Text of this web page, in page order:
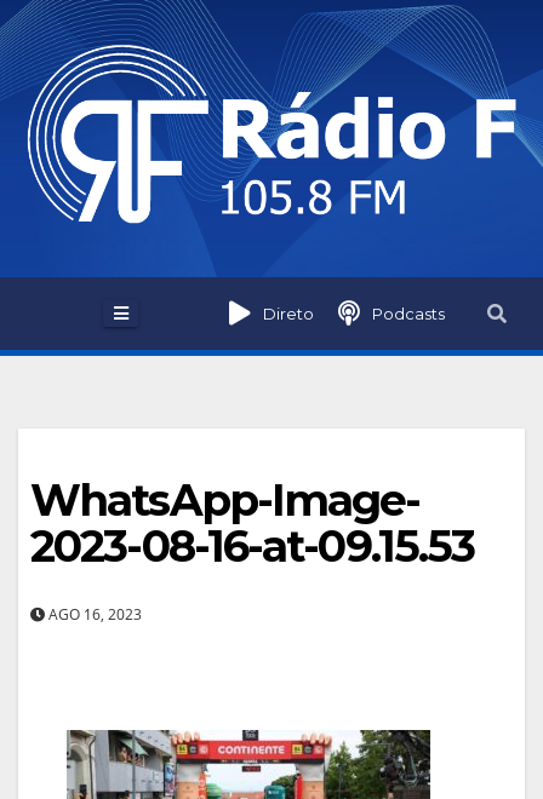
Skip
to
content
Direto Podcasts
WhatsApp-Image-
2023-08-16-at-09.15.53
AGO 16, 2023